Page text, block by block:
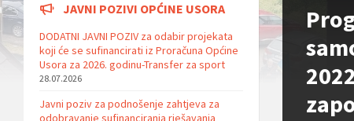
JAVNI POZIVI OPĆINE USORA
DODATNI JAVNI POZIV za odabir projekata
koji će se sufinancirati iz Proračuna Općine
Usora za 2026. godinu-Transfer za sport
28.07.2026
Javni poziv za podnošenje zahtjeva za
odobravanje sufinanciranja rješavanja